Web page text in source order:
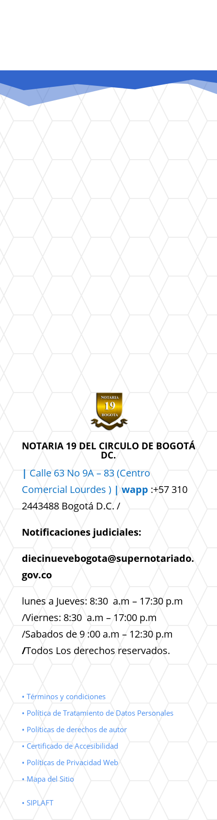
NOTARIA 19 DEL CIRCULO DE BOGOTÁ
DC.
| Calle 63 No 9A – 83 (Centro
Comercial Lourdes ) | wapp :+57 310
2443488 Bogotá D.C. /
Notificaciones judiciales:
diecinuevebogota@supernotariado.
gov.co
lunes a Jueves: 8:30 a.m – 17:30 p.m
/Viernes: 8:30 a.m – 17:00 p.m
/Sabados de 9 :00 a.m – 12:30 p.m
/Todos Los derechos reservados.
• Términos y condiciones
• Política de Tratamiento de Datos Personales
• Políticas de derechos de autor
• Certificado de Accesibilidad
• Políticas de Privacidad Web
• Mapa del Sitio
• SIPLAFT